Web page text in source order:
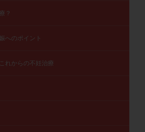
？
へのポイント
れからの不妊治療